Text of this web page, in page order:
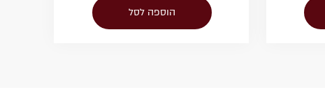
הוספה לסל